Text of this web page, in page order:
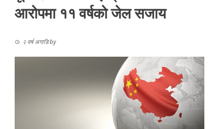
आरोपमा ११ वर्षको जेल सजाय
२ वर्ष अगाडिby